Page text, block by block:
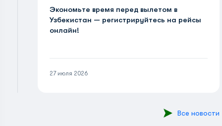
Экономьте время перед вылетом в
Узбекистан — регистрируйтесь на рейсы
онлайн!
27 июля 2026
Все новости